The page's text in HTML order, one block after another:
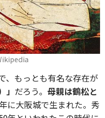
、もっとも有名な存在が
だろう。 母親は鶴松と
に大阪城で生まれた。秀